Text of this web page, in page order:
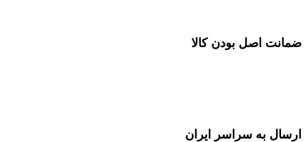
ضمانت اصل بودن کالا
ارسال به سراسر ایران